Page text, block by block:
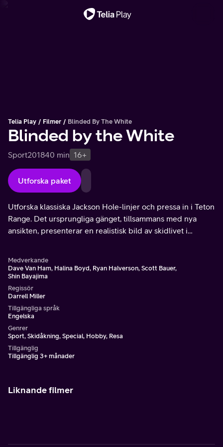
Telia Play Filmer Blinded By The White
Blinded by the White
Sport201840 min 16+
Utforska paket
Utforska klassiska Jackson Hole-linjer och pressa in i Teton
Range. Det ursprungliga gänget, tillsammans med nya
ansikten, presenterar en realistisk bild av skidlivet i
Medverkande
Dave Van Ham, Halina Boyd, Ryan Halverson, Scott Bauer,
Shin Bayajima
Regissör
Darrell Miller
Tillgängliga språk
Engelska
Genrer
Sport, Skidåkning, Special, Hobby, Resa
Tillgänglig
Tillgänglig 3+ månader
Liknande filmer